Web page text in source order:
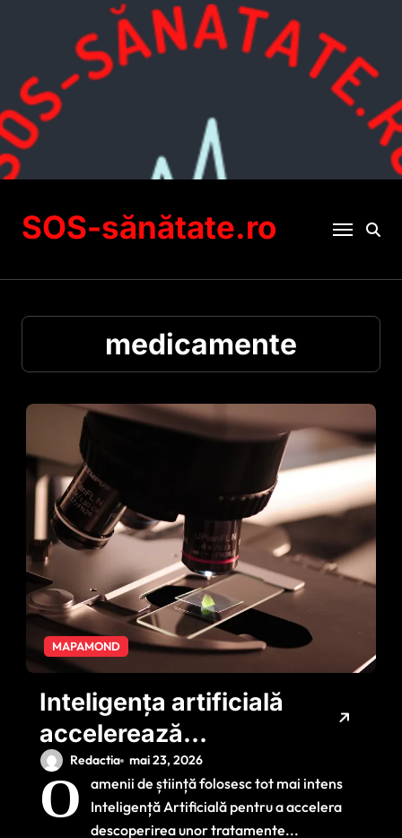
SOS-sănătate.ro
medicamente
MAPAMOND
Inteligența artificială
accelerează
căutarea
tratamentelor pentru
boli neurologice
Redactia mai 23, 2026
O
amenii de știință folosesc tot mai intens
Inteligență Artificială pentru a accelera
descoperirea unor tratamente...